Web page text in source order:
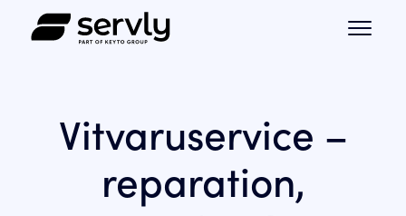
Vitvaruservice –
reparation,